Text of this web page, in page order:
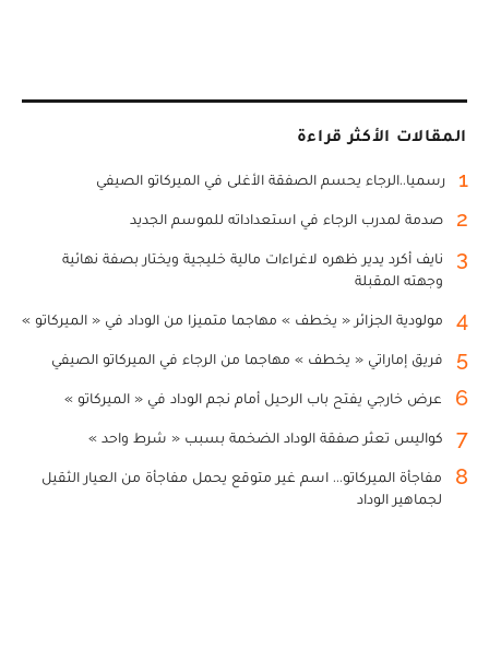
المقالات الأكثر قراءة
1 رسميا..الرجاء يحسم الصفقة الأغلى في الميركاتو الصيفي
2 صدمة لمدرب الرجاء في استعداداته للموسم الجديد
3
نايف أكرد يدير ظهره لاغراءات مالية خليجية ويختار بصفة نهائية
وجهته المقبلة
4 مولودية الجزائر « يخطف » مهاجما متميزا من الوداد في « الميركاتو »
5 فريق إماراتي « يخطف » مهاجما من الرجاء في الميركاتو الصيفي
6 عرض خارجي يفتح باب الرحيل أمام نجم الوداد في « الميركاتو »
7 كواليس تعثر صفقة الوداد الضخمة بسبب « شرط واحد »
8
مفاجأة الميركاتو... اسم غير متوقع يحمل مفاجأة من العيار الثقيل
لجماهير الوداد